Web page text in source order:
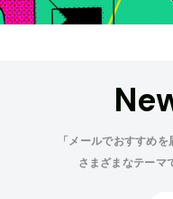
「メールでおすすめ
さまざまなテーマ